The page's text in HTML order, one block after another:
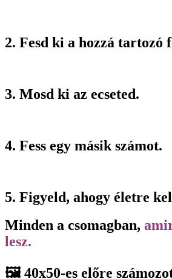
2. Fesd ki a hozzá tartozó
3. Mosd ki az ecseted.
4. Fess egy másik számot.
5. Figyeld, ahogy életre
Minden a csomagban,
lesz.
🖼️ 40x50-es előre